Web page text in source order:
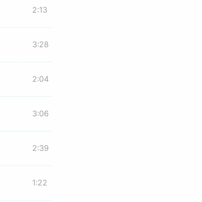
2:13
3:28
2:04
3:06
2:39
1:22